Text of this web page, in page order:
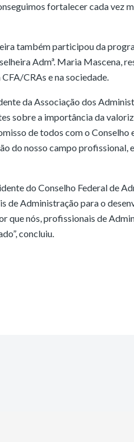
fortalecer cada vez
também participou da
Admª. Maria Mascena,
CRAs e na sociedade.
da Associação dos
sobre a importância da
de todos com o
do nosso campo profissional,
do Conselho Federal de
de Administração para o
que nós, profissionais de
concluiu.